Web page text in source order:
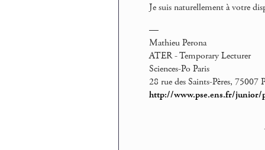
Je suis naturellement à votre
—
Mathieu Perona
ATER - Temporary Lecturer
Sciences-Po Paris
28 rue des Saints-Pères, 75007
http://www.pse.ens.fr/junior/